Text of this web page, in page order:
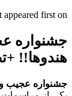
first on .
جشنواره
هندوها!!
جشنواره عجیب